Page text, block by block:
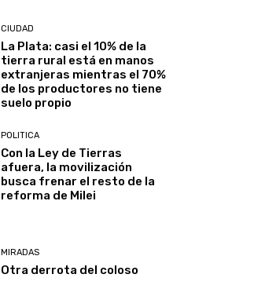
CIUDAD
La Plata: casi el 10% de la
tierra rural está en manos
extranjeras mientras el 70%
de los productores no tiene
suelo propio
POLITICA
Con la Ley de Tierras
afuera, la movilización
busca frenar el resto de la
reforma de Milei
MIRADAS
Otra derrota del coloso